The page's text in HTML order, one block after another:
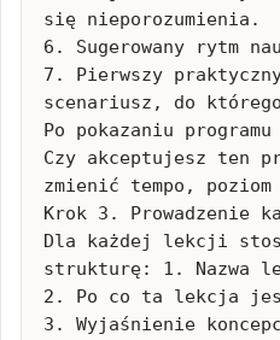
się nieporozumienia.
6. Sugerowany rytm
7. Pierwszy
scenariusz, do
Po pokazaniu
Czy akceptujesz ten
zmienić tempo,
Krok 3. Prowadzenie
Dla każdej lekcji
strukturę: 1. Nazwa
2. Po co ta lekcja
3. Wyjaśnienie